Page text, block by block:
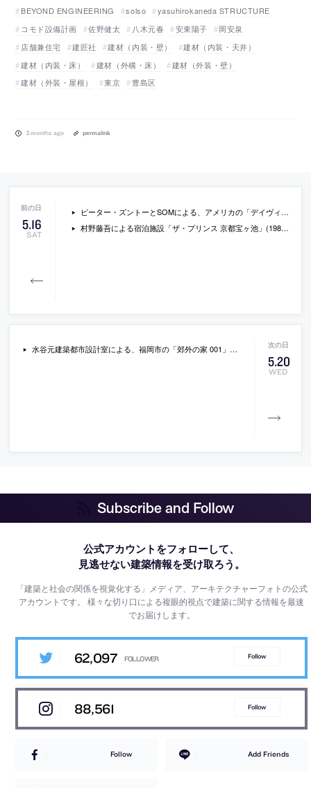
BEYOND ENGINEERING solso
yasuhirokaneda STRUCTURE
コモド設備計画
佐野健太 八木元春 安東陽子
岡安泉
店舗兼住宅
建匠社 建材（内装・壁）
建材（内装・天井）
建材（内装・床）
建材（外構・床）
建材（外装・壁）
建材（外装・屋根）
東京 豊島区
3 months ago permalink
5.16
SAT
ピーター・ズントーとSOMによる、アメリカの「デイヴィッド・ゲフィン・ギャラリーズ」の新しい動画。2026年5月に公開されたもの
村野藤吾による宿泊施設「ザ・プリンス 京都宝ヶ池」(1986年) の現在の様子を収録した動画。歴史家の石田潤一郎の解説も収録
5.20
WED
水谷元建築都市設計室による、福岡市の「郊外の家 001」。工場が建つ地域のハウスメーカーの住宅を改修。“街に暮らす喜び”の創出も意図し、周辺風景に馴染むような空間を志向。解体後に露出される軽量鉄骨などに寄り添って“シルバー塗装”などを施した新たな要素を追加
Subscribe and Follow
公式アカウントをフォローして、
見逃せない建築情報を受け取ろう。
「建築と社会の関係を視覚化する」メディア、アーキテクチャーフォトの公式
アカウントです。様々な切り口による複眼的視点で建築に関する情報を最速
でお届けします。
62,097 Follow
88,561 Follow
Follow Add Friends